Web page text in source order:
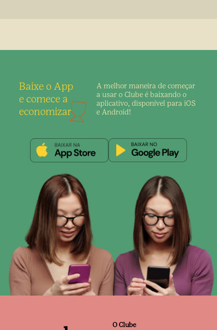
Baixe o App
e comece a
economizar
A melhor maneira de começar
a usar o Clube é baixando o
aplicativo, disponível para iOS
e Android!
O Clube